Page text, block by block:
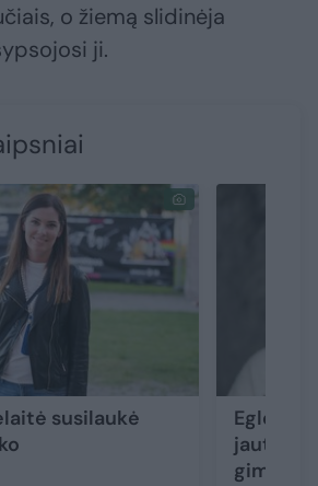
o žiemą slidinėja
ji.
susilaukė
Eglė
jautria